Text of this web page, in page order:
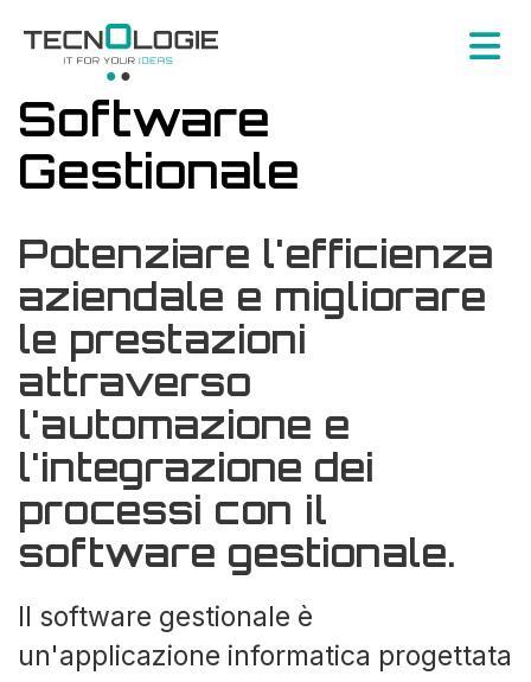
Software
Gestionale
Potenziare l'efficienza
aziendale e migliorare
le prestazioni
attraverso
l'automazione e
l'integrazione dei
processi con il
software gestionale.
Il software gestionale è
un'applicazione informatica progettata